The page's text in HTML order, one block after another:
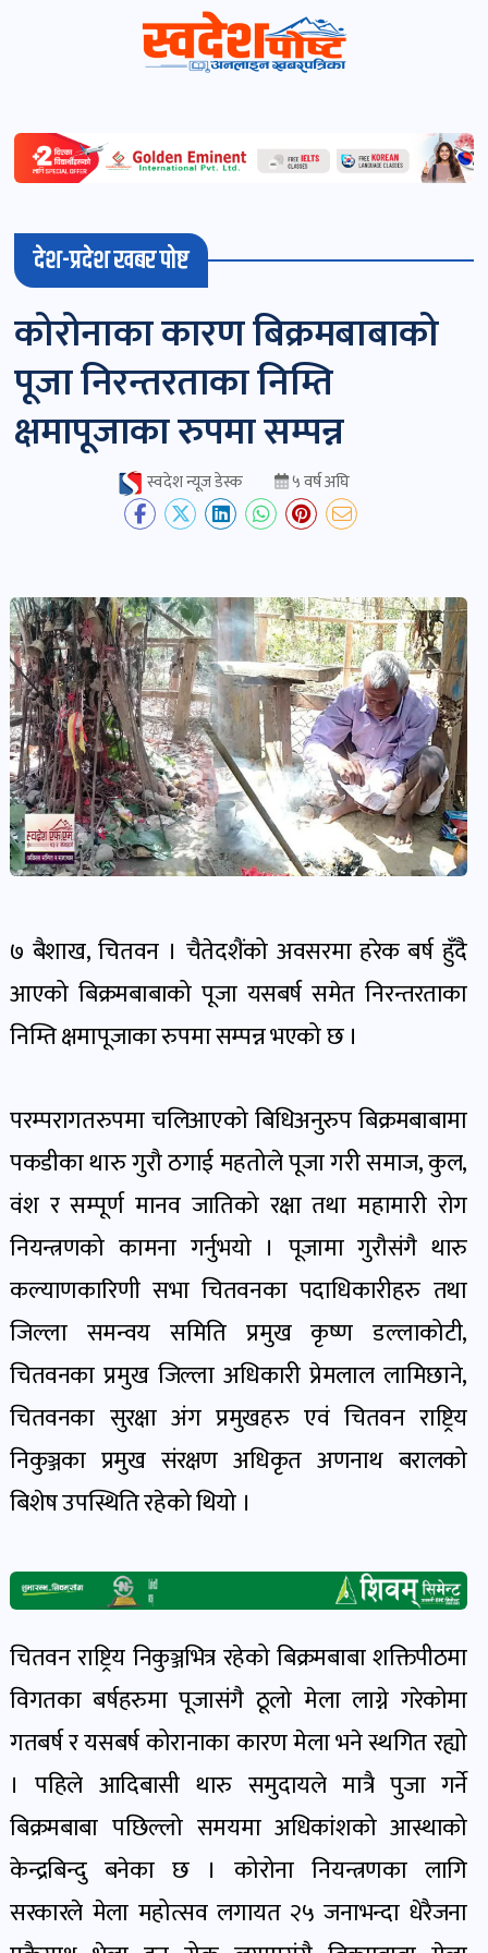
विशेष
माडी
(स्थानीय)
खबर
पोष्ट
चितवन
खबर
खबर
पोष्ट
विकास-
निर्माण
खबर
पोष्ट
कृषक
पोष्ट
शिक्षा
खबर
पोष्ट
बिपद-
जोखिम
पोष्ट
खेल
र
पोष्ट
अपराध
खबर
पोष्ट
स्वास्थ्य
खबर
देश-प्रदेश खबर पोष्ट
कोरोनाका कारण बिक्रमबाबाको
पूजा निरन्तरताका निम्ति
क्षमापूजाका रुपमा सम्पन्न
स्वदेश न्यूज डेस्क ५ वर्ष अघि
७ बैशाख, चितवन । चैतेदशैंको अवसरमा हरेक बर्ष हुँदै
आएको बिक्रमबाबाको पूजा यसबर्ष समेत निरन्तरताका
निम्ति क्षमापूजाका रुपमा सम्पन्न भएको छ ।
परम्परागतरुपमा चलिआएको बिधिअनुरुप बिक्रमबाबामा
पकडीका थारु गुरौ ठगाई महतोले पूजा गरी समाज, कुल,
वंश र सम्पूर्ण मानव जातिको रक्षा तथा महामारी रोग
नियन्त्रणको कामना गर्नुभयो । पूजामा गुरौसंगै थारु
कल्याणकारिणी सभा चितवनका पदाधिकारीहरु तथा
जिल्ला समन्वय समिति प्रमुख कृष्ण डल्लाकोटी,
चितवनका प्रमुख जिल्ला अधिकारी प्रेमलाल लामिछाने,
चितवनका सुरक्षा अंग प्रमुखहरु एवं चितवन राष्ट्रिय
निकुञ्जका प्रमुख संरक्षण अधिकृत अणनाथ बरालको
बिशेष उपस्थिति रहेको थियो ।
चितवन राष्ट्रिय निकुञ्जभित्र रहेको बिक्रमबाबा शक्तिपीठमा
विगतका बर्षहरुमा पूजासंगै ठूलो मेला लाग्ने गरेकोमा
गतबर्ष र यसबर्ष कोरानाका कारण मेला भने स्थगित रह्यो
। पहिले आदिबासी थारु समुदायले मात्रै पुजा गर्ने
बिक्रमबाबा पछिल्लो समयमा अधिकांशको आस्थाको
केन्द्रबिन्दु बनेका छ । कोरोना नियन्त्रणका लागि
सरकारले मेला महोत्सव लगायत २५ जनाभन्दा धेरैजना